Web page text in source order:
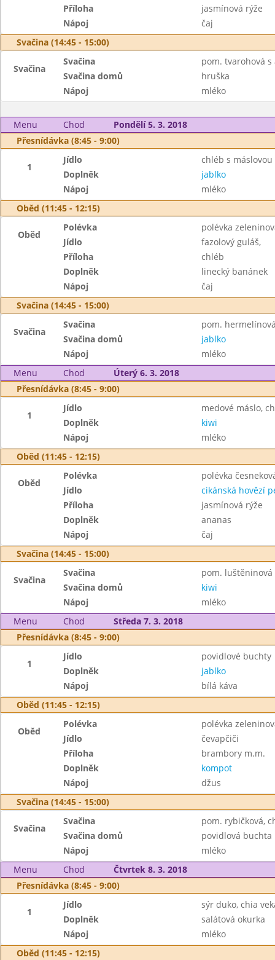
Příloha
jasmínová rýže
Nápoj
čaj
Svačina (14:45 - 15:00)
Svačina
Svačina
pom. tvarohová
Svačina domů
hruška
Nápoj
mléko
Menu Chod
Pondělí 5. 3. 2018
Přesnídávka (8:45 - 9:00)
1
Jídlo
chléb s
Doplněk
jablko
Nápoj
mléko
Oběd (11:45 - 12:15)
Oběd
Polévka
polévka
Jídlo
fazolový guláš,
Příloha
chléb
Doplněk
linecký banánek
Nápoj
čaj
Svačina (14:45 - 15:00)
Svačina
Svačina
pom.
Svačina domů
jablko
Nápoj
mléko
Menu
Chod
Úterý 6. 3. 2018
Přesnídávka (8:45 - 9:00)
1
Jídlo
medové máslo,
Doplněk
kiwi
Nápoj
mléko
Oběd (11:45 - 12:15)
Oběd
Polévka
polévka
Jídlo
cikánská hovězí
Příloha
jasmínová rýže
Doplněk
ananas
Nápoj
čaj
Svačina (14:45 - 15:00)
Svačina
Svačina
pom.
Svačina domů
kiwi
Nápoj
mléko
Menu
Chod
Středa 7. 3. 2018
Přesnídávka (8:45 - 9:00)
1
Jídlo
povidlové buchty
Doplněk
jablko
Nápoj
bílá káva
Oběd (11:45 - 12:15)
Oběd
Polévka
polévka
Jídlo
čevapčiči
Příloha
brambory m.m.
Doplněk
kompot
Nápoj
džus
Svačina (14:45 - 15:00)
Svačina
Svačina
pom. rybičková,
Svačina domů
povidlová buchta
Nápoj
mléko
Menu
Chod
Čtvrtek 8. 3. 2018
Přesnídávka (8:45 - 9:00)
1
Jídlo
sýr duko, chia
Doplněk
salátová okurka
Nápoj
mléko
Oběd (11:45 - 12:15)